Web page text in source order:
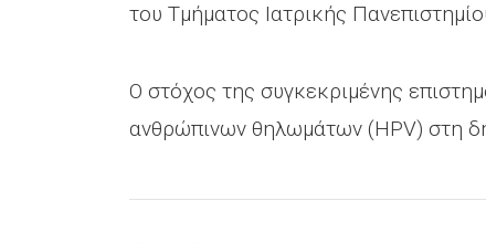
του Τμήματος Ιατρικής
Ο στόχος της συγκεκριμένης
ανθρώπινων θηλωμάτων (HPV) στη